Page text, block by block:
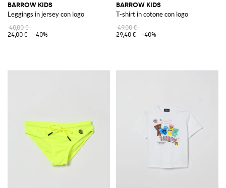
BARROW KIDS
Leggings in jersey con logo
40,00 €
24,00 €
-40%
BARROW KIDS
T-shirt in cotone con logo
49,00 €
29,40 €
-40%